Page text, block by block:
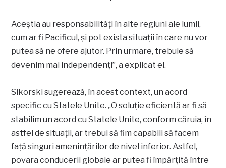
Aceștia au responsabilități în alte regiuni ale lumii,
cum ar fi Pacificul, și pot exista situații în care nu vor
putea să ne ofere ajutor. Prin urmare, trebuie să
devenim mai independenți”, a explicat el.
Sikorski sugerează, în acest context, un acord
specific cu Statele Unite. „O soluție eficientă ar fi să
stabilim un acord cu Statele Unite, conform căruia, în
astfel de situații, ar trebui să fim capabili să facem
față singuri amenințărilor de nivel inferior. Astfel,
povara conducerii globale ar putea fi împărțită între